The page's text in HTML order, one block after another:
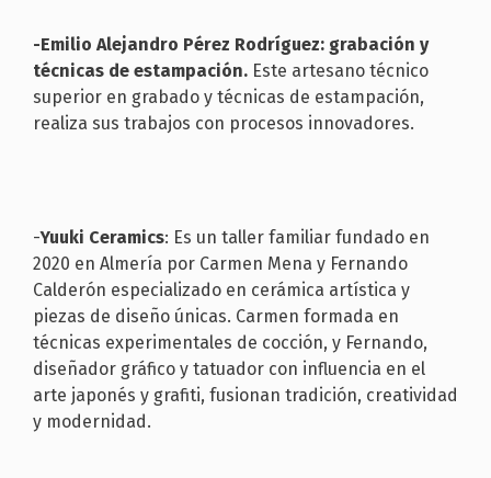
-Emilio Alejandro Pérez Rodríguez: grabación y
técnicas de estampación. Este artesano técnico
superior en grabado y técnicas de estampación,
realiza sus trabajos con procesos innovadores.
-Yuuki Ceramics: Es un taller familiar fundado en
2020 en Almería por Carmen Mena y Fernando
Calderón especializado en cerámica artística y
piezas de diseño únicas. Carmen formada en
técnicas experimentales de cocción, y Fernando,
diseñador gráfico y tatuador con influencia en el
arte japonés y grafiti, fusionan tradición, creatividad
y modernidad.